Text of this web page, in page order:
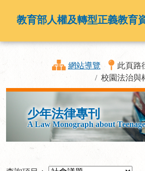
教育部人權及轉型正義教育
網站導覽 此頁路
校園法治與
少年法律專刊
A Law Monograph about